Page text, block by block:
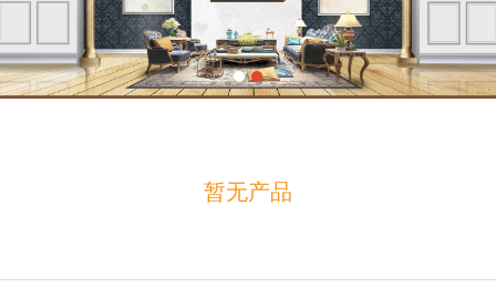
暂无产品